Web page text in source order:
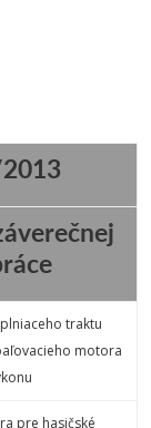
traktu
motora
pre hasičské